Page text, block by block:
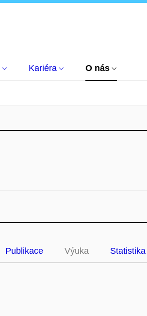
Kariéra O nás
Publikace Výuka Statistika